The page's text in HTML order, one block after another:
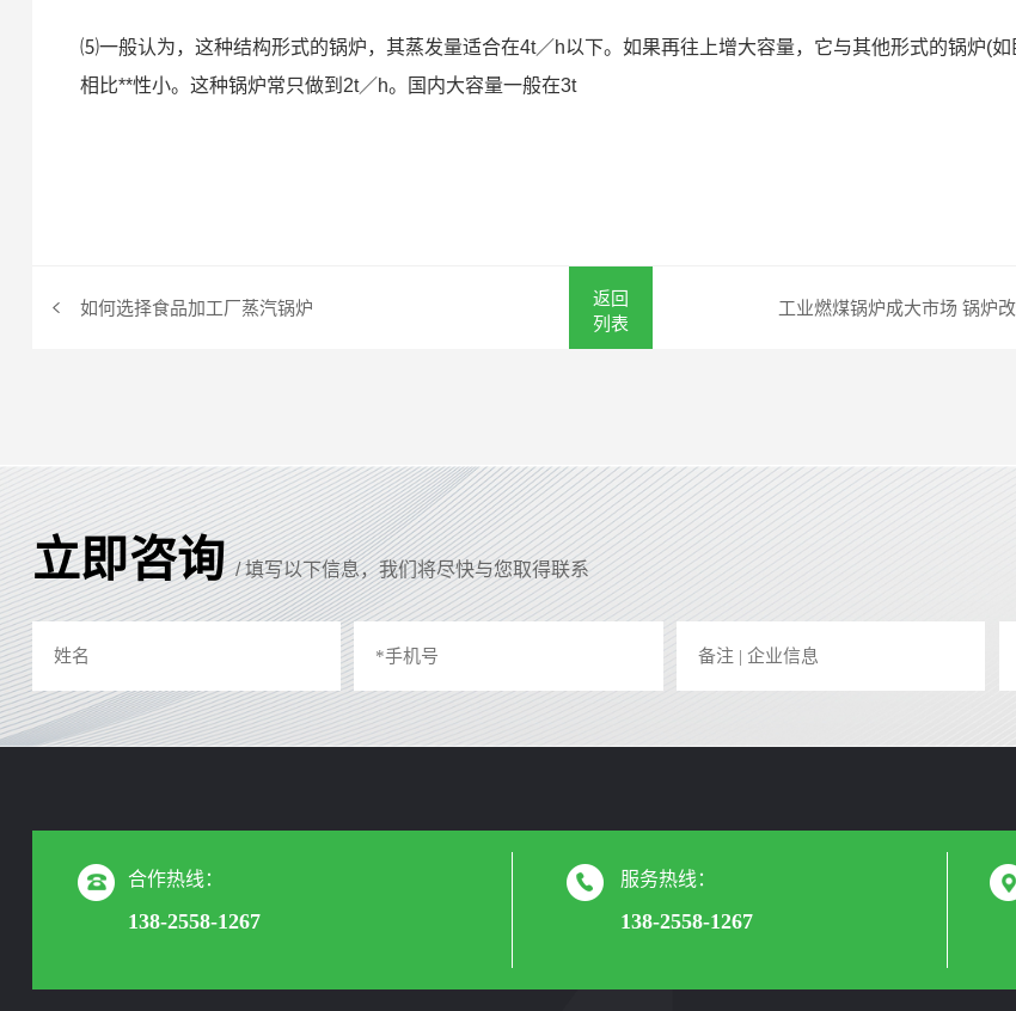
⑸一般认为，这种结构形式的锅炉，其蒸发量适合在4t／h以下。如果再往上增大容量，它与其他形式的锅炉(如
相比**性小。这种锅炉常只做到2t／h。国内大容量一般在3t
如何选择食品加工厂蒸汽锅炉
返回
列表
工业燃煤锅炉成大市场 锅炉
立即咨询 / 填写以下信息，我们将尽快与您取得联系
合作热线：
138-2558-1267
服务热线：
138-2558-1267